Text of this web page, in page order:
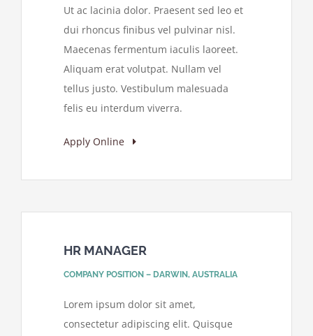
Ut ac lacinia dolor. Praesent sed leo et
dui rhoncus finibus vel pulvinar nisl.
Maecenas fermentum iaculis laoreet.
Aliquam erat volutpat. Nullam vel
tellus justo. Vestibulum malesuada
felis eu interdum viverra.
Apply Online
HR MANAGER
COMPANY POSITION – DARWIN, AUSTRALIA
Lorem ipsum dolor sit amet,
consectetur adipiscing elit. Quisque